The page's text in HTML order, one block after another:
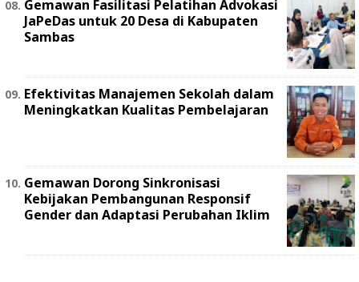
Gemawan Fasilitasi Pelatihan Advokasi
JaPeDas untuk 20 Desa di Kabupaten
Sambas
Efektivitas Manajemen Sekolah dalam
Meningkatkan Kualitas Pembelajaran
Gemawan Dorong Sinkronisasi
Kebijakan Pembangunan Responsif
Gender dan Adaptasi Perubahan Iklim